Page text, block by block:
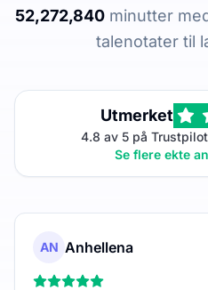
52,272,840 minutter
talenotater til
Utmerket
4.8 av 5 på Trustpilot
Se flere ekte
AN Anhellena